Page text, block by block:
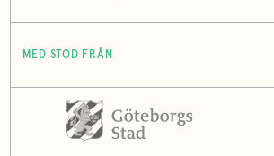
MED STÖD FRÅN